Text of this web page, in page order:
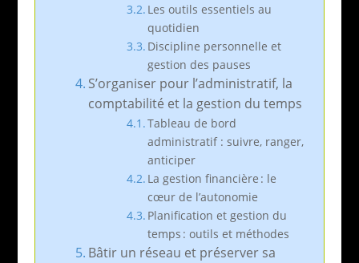
Les outils essentiels au
quotidien
Discipline personnelle et
gestion des pauses
S’organiser pour l’administratif, la
comptabilité et la gestion du temps
Tableau de bord
administratif : suivre, ranger,
anticiper
La gestion financière : le
cœur de l’autonomie
Planification et gestion du
temps : outils et méthodes
Bâtir un réseau et préserver sa